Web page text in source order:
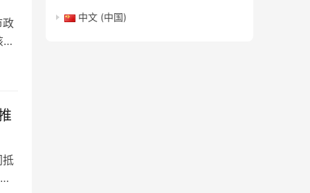
政
抵
中文 (中国)